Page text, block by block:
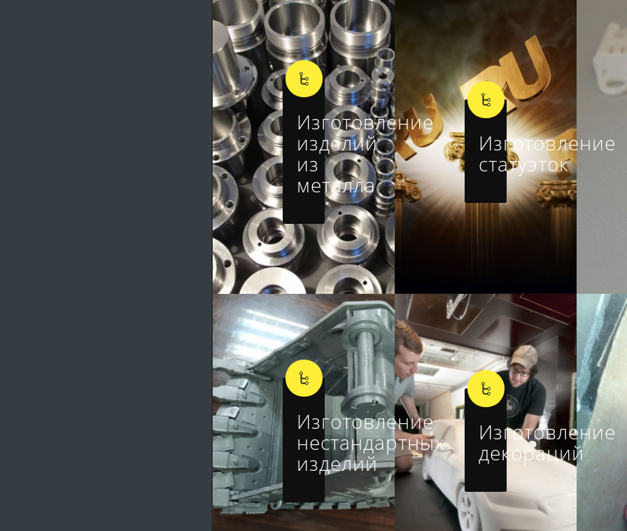
Изготовление
изделий
из
металла
Изготовление
статуэток
Изготовление
нестандартных
изделий
Изготовление
декораций